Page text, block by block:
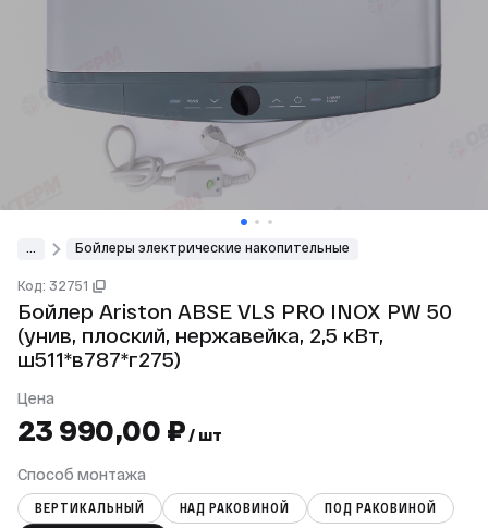
... Бойлеры электрические накопительные
Код: 32751
Бойлер Ariston ABSE VLS PRO INOX PW 50
(унив, плоский, нержавейка, 2,5 кВт,
ш511*в787*г275)
Цена
23 990,00 ₽ / шт
Способ монтажа
ВЕРТИКАЛЬНЫЙ НАД РАКОВИНОЙ
ПОД РАКОВИНОЙ